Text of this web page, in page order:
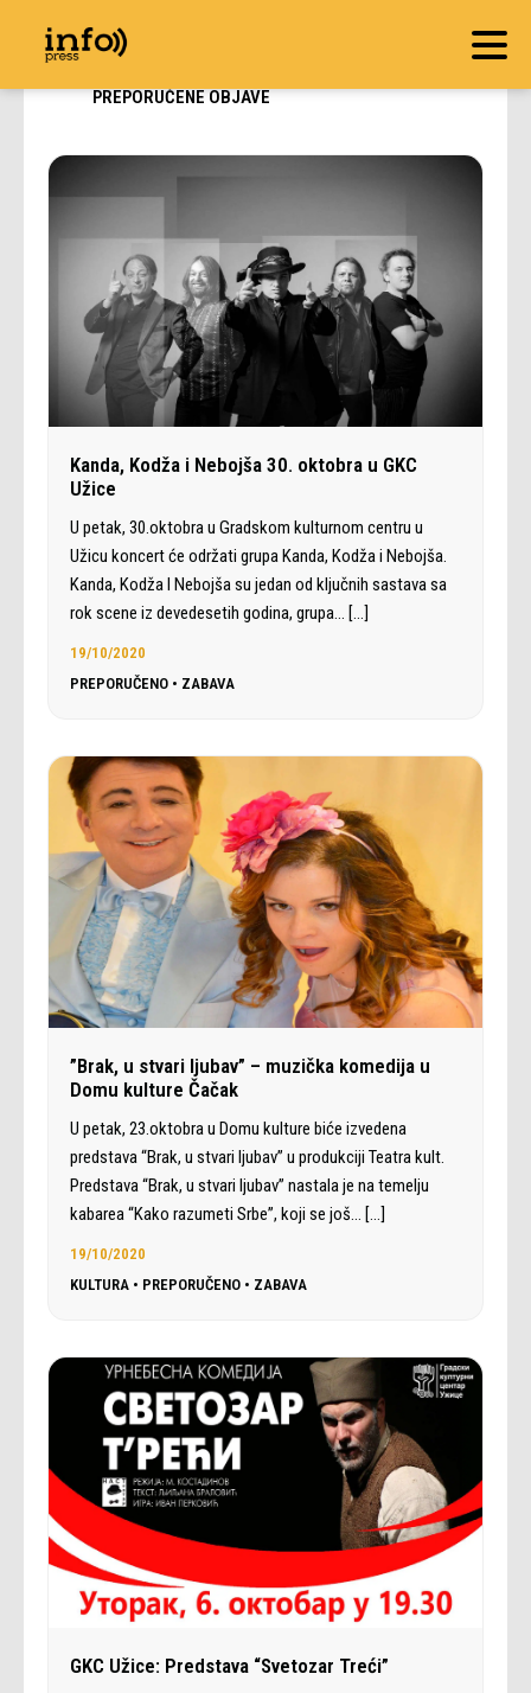
PREPORUČENE OBJAVE
Kanda, Kodža i Nebojša 30. oktobra u GKC
Užice
U petak, 30.oktobra u Gradskom kulturnom centru u
Užicu koncert će održati grupa Kanda, Kodža i Nebojša.
Kanda, Kodža I Nebojša su jedan od ključnih sastava sa
rok scene iz devedesetih godina, grupa… […]
19/10/2020
PREPORUČENO • ZABAVA
”Brak, u stvari ljubav” – muzička komedija u
Domu kulture Čačak
U petak, 23.oktobra u Domu kulture biće izvedena
predstava “Brak, u stvari ljubav” u produkciji Teatra kult.
Predstava “Brak, u stvari ljubav” nastala je na temelju
kabarea “Kako razumeti Srbe”, koji se još…
[…]
19/10/2020
KULTURA • PREPORUČENO • ZABAVA
GKC Užice: Predstava “Svetozar Treći”